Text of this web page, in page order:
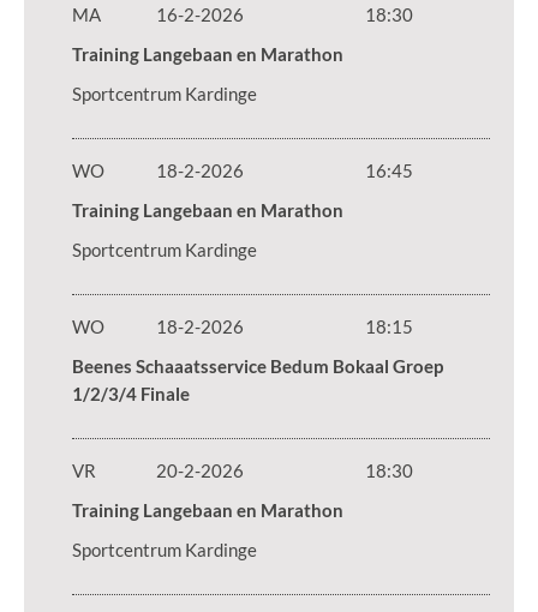
MA 16-2-2026
18:30
Training Langebaan en Marathon
Sportcentrum Kardinge
WO 18-2-2026
16:45
Training Langebaan en Marathon
Sportcentrum Kardinge
WO 18-2-2026
18:15
Beenes Schaaatsservice Bedum Bokaal Groep
1/2/3/4 Finale
VR 20-2-2026
18:30
Training Langebaan en Marathon
Sportcentrum Kardinge